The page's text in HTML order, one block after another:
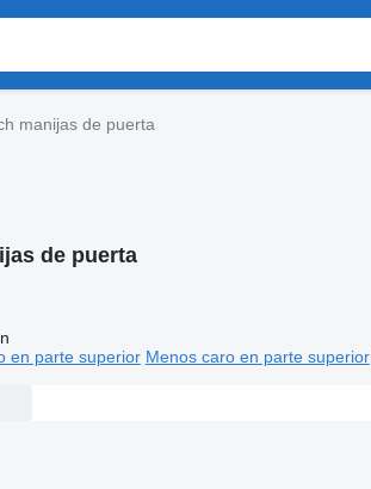
manijas de puerta
de puerta
en parte superior Menos caro en parte superior